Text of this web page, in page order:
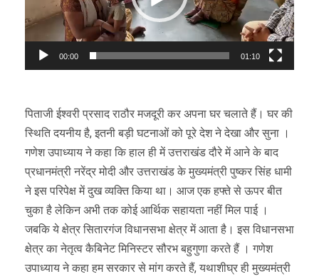
00:00 01:10
पिताजी ईश्वरी प्रसाद राठौर मजदूरी कर अपना घर चलाते हैं। घर की
स्थिति दयनीय है, इतनी बड़ी घटनाओं को पूरे देश ने देखा और सुना ।
गणेश उपाध्याय ने कहा कि हाल ही में उत्तराखंड दौरे में आने के बाद
प्रधानमंत्री नरेंद्र मोदी और उत्तराखंड के मुख्यमंत्री पुष्कर सिंह धामी
ने इस परिपेक्ष में दुख व्यक्ति किया था। आज एक हफ्ते से ऊपर बीत
चुका है लेकिन अभी तक कोई आर्थिक सहायता नहीं मिल पाई ।
जबकि ये क्षेत्र सितारगंज विधानसभा क्षेत्र में आता है। इस विधानसभा
क्षेत्र का नेतृत्व कैबिनेट मिनिस्टर सौरभ बहुगुणा करते हैं । गणेश
उपाध्याय ने कहा हम सरकार से मांग करते हैं, यथाशीघ्र ही मुख्यमंत्री